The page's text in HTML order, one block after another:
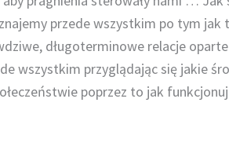
przede wszystkim po tym jak
długoterminowe relacje
wszystkim przyglądając się jakie
poprzez to jak